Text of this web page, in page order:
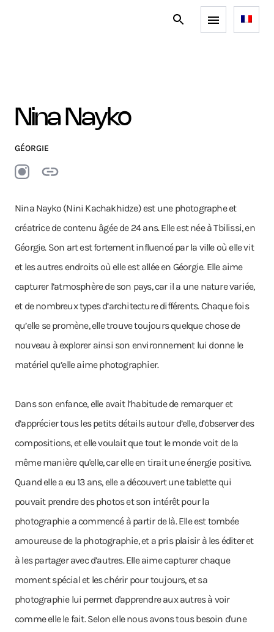
Nina Nayko
GÉORGIE
Nina Nayko (Nini Kachakhidze) est une photographe et
créatrice de contenu âgée de 24 ans. Elle est née à Tbilissi, en
Géorgie. Son art est fortement influencé par la ville où elle vit
et les autres endroits où elle est allée en Géorgie. Elle aime
capturer l’atmosphère de son pays, car il a une nature variée,
et de nombreux types d’architecture différents. Chaque fois
qu’elle se promène, elle trouve toujours quelque chose de
nouveau à explorer ainsi son environnement lui donne le
matériel qu’elle aime photographier.
Dans son enfance, elle avait l’habitude de remarquer et
d’apprécier tous les petits détails autour d’elle, d'observer des
compositions, et elle voulait que tout le monde voit de la
même manière qu'elle, car elle en tirait une énergie positive.
Quand elle a eu 13 ans, elle a découvert une tablette qui
pouvait prendre des photos et son intérêt pour la
photographie a commencé à partir de là. Elle est tombée
amoureuse de la photographie, et a pris plaisir à les éditer et
à les partager avec d’autres. Elle aime capturer chaque
moment spécial et les chérir pour toujours, et sa
photographie lui permet d'apprendre aux autres à voir
comme elle le fait. Selon elle nous avons tous besoin d'une